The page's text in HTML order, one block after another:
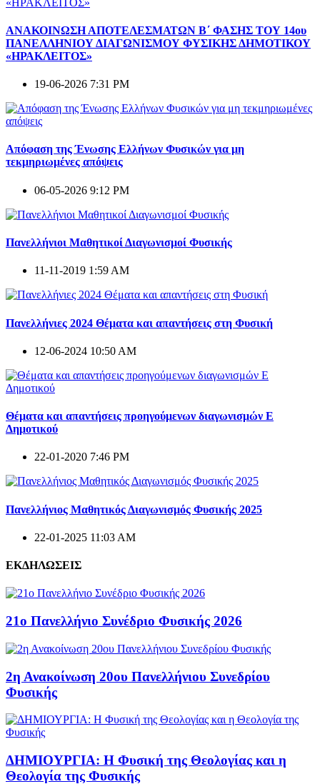
ΑΝΑΚΟΙΝΩΣΗ ΑΠΟΤΕΛΕΣΜΑΤΩΝ Β΄ ΦΑΣΗΣ ΤΟΥ 14ου
ΠΑΝΕΛΛΗΝΙΟΥ ΔΙΑΓΩΝΙΣΜΟΥ ΦΥΣΙΚΗΣ ΔΗΜΟΤΙΚΟΥ
«ΗΡΑΚΛΕΙΤΟΣ»
19-06-2026 7:31 PM
Απόφαση της Ένωσης Ελλήνων Φυσικών για μη
τεκμηριωμένες απόψεις
06-05-2026 9:12 PM
Πανελλήνιοι Μαθητικοί Διαγωνισμοί Φυσικής
11-11-2019 1:59 AM
Πανελλήνιες 2024 Θέματα και απαντήσεις στη Φυσική
12-06-2024 10:50 AM
Θέματα και απαντήσεις προηγούμενων διαγωνισμών E
Δημοτικού
22-01-2020 7:46 PM
Πανελλήνιος Μαθητικός Διαγωνισμός Φυσικής 2025
22-01-2025 11:03 AM
ΕΚΔΗΛΩΣΕΙΣ
21ο Πανελλήνιο Συνέδριο Φυσικής 2026
2η Ανακοίνωση 20ου Πανελλήνιου Συνεδρίου
Φυσικής
ΔΗΜΙΟΥΡΓΙΑ: Η Φυσική της Θεολογίας και η
Θεολογία της Φυσικής